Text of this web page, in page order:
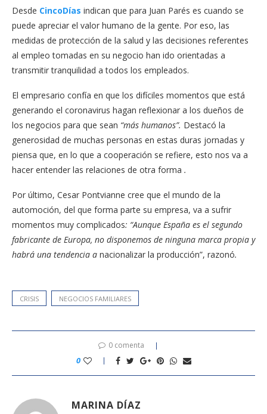
Desde CincoDías indican que para Juan Parés es cuando se
puede apreciar el valor humano de la gente. Por eso, las
medidas de protección de la salud y las decisiones referentes
al empleo tomadas en su negocio han ido orientadas a
transmitir tranquilidad a todos los empleados.
El empresario confía en que los difíciles momentos que está
generando el coronavirus hagan reflexionar a los dueños de
los negocios para que sean “más humanos”. Destacó la
generosidad de muchas personas en estas duras jornadas y
piensa que, en lo que a cooperación se refiere, esto nos va a
hacer entender las relaciones de otra forma .
Por último, Cesar Pontvianne cree que el mundo de la
automoción, del que forma parte su empresa, va a sufrir
momentos muy complicados: “Aunque España es el segundo
fabricante de Europa, no disponemos de ninguna marca propia y
habrá una tendencia a nacionalizar la producción”, razonó.
CRISIS NEGOCIOS FAMILIARES
0 comenta
0
MARINA DÍAZ